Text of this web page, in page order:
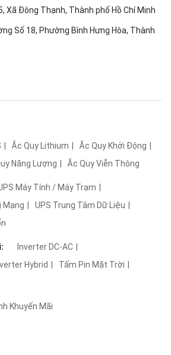
Xã Đông Thạnh, Thành phố Hồ Chí Minh
Số 18, Phường Bình Hưng Hòa, Thành
Ắc Quy Lithium
Ắc Quy Khởi Động
Năng Lượng Ắc Quy Viễn Thông
Máy Tính / Máy Trạm
Mạng
UPS Trung Tâm Dữ Liệu
Inverter DC-AC
Hybrid
Tấm Pin Mặt Trời
Khuyến Mãi